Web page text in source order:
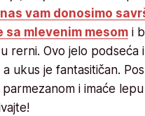
vam donosimo
sa mlevenim mesom i
rerni. Ovo jelo podseća
ukus je fantasitičan.
parmezanom i imaće